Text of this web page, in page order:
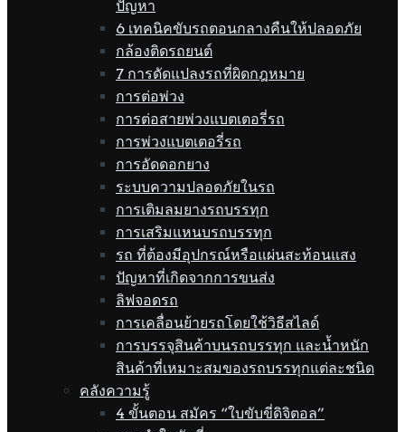
ปัญหา
6 เทคนิคขับรถตอนกลางคืนให้ปลอดภัย
กล้องติดรถยนต์
7 การดัดแปลงรถที่ผิดกฎหมาย
การต่อพ่วง
การต่อสายพ่วงแบตเตอรี่รถ
การพ่วงแบตเตอรี่รถ
การอัดดอกยาง
ระบบความปลอดภัยในรถ
การเติมลมยางรถบรรทุก
การเสริมแหนบรถบรรทุก
รถ ที่ต้องมีอุปกรณ์หรือแผ่นสะท้อนแสง
ปัญหาที่เกิดจากการขนส่ง
ลิฟจอดรถ
การเคลื่อนย้ายรถโดยใช้วิธีสไลด์
การบรรจุสินค้าบนรถบรรทุก และน้ำหนัก
สินค้าที่เหมาะสมของรถบรรทุกแต่ละชนิด
คลังความรู้
4 ขั้นตอน สมัคร “ใบขับขี่ดิจิตอล”